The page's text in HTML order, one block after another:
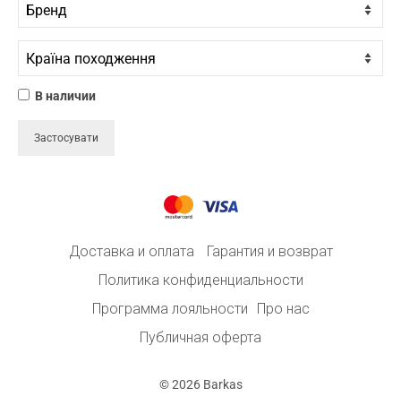
В наличии
Застосувати
Доставка и оплата
Гарантия и возврат
Политика конфиденциальности
Программа лояльности
Про нас
Публичная оферта
© 2026 Barkas